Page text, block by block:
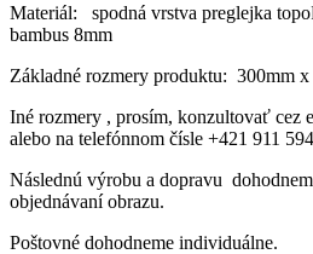
Materiál: spodná vrstva preglejka
bambus 8mm
Základné rozmery produktu: 300mm x
Iné rozmery , prosím, konzultovať cez
alebo na telefónnom čísle +421 911
Následnú výrobu a dopravu
objednávaní obrazu.
Poštovné dohodneme individuálne.